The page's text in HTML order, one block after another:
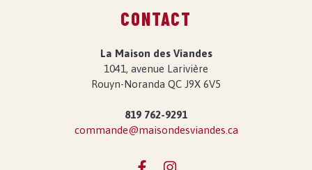
CONTACT
La Maison des Viandes
1041, avenue Larivière
Rouyn-Noranda QC J9X 6V5
819 762-9291
commande@maisondesviandes.ca